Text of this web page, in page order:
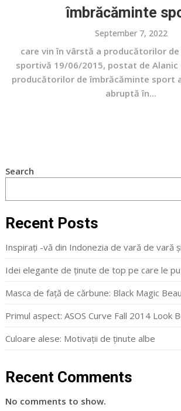
îmbrăcăminte
September 7, 2022
care vin în vârstă a producătorilor
sportivă 19/06/2015, postat de Alanic
producătorilor de îmbrăcăminte sport
abruptă în...
Search
Recent Posts
Inspirați -vă din Indonezia de vară de vară
Idei elegante de ținute de top pe care le
Masca de față de cărbune: Black Magic
Primul aspect: ASOS Curve Fall 2014 Look
Culoare alese: Motivații de ținute albe
Recent Comments
No comments to show.